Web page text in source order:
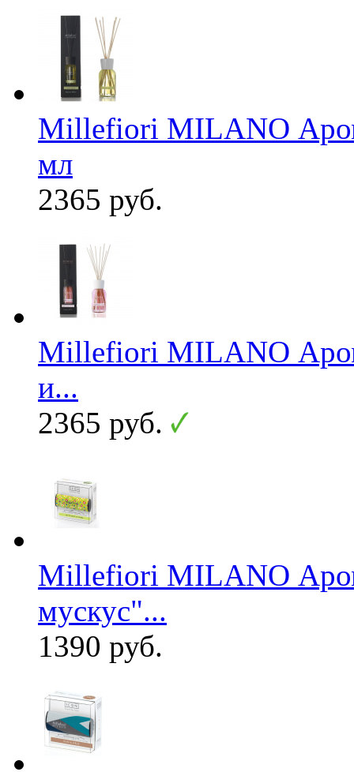
Millefiori MILANO
мл
2365 руб.
Millefiori MILANO
и...
2365 руб.
Millefiori MILANO
мускус"...
1390 руб.